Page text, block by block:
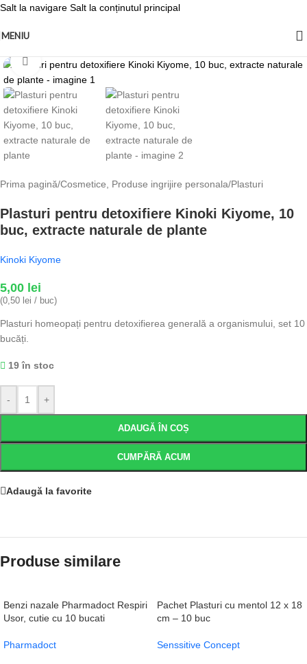
Salt la navigare Salt la conținutul principal
MENIU
Fă clic pentru a mări
Prima pagină/Cosmetice, Produse ingrijire personala/Plasturi
Plasturi pentru detoxifiere Kinoki Kiyome, 10
buc, extracte naturale de plante
Kinoki Kiyome
5,00 lei
(0,50 lei / buc)
Plasturi homeopați pentru detoxifierea generală a organismului, set 10
bucăți.
19 în stoc
- +
ADAUGĂ ÎN COȘ
CUMPĂRĂ ACUM
Adaugă la favorite
Produse similare
Benzi nazale Pharmadoct Respiri
Usor, cutie cu 10 bucati
Pharmadoct
Pachet Plasturi cu mentol 12 x 18
cm – 10 buc
Senssitive Concept